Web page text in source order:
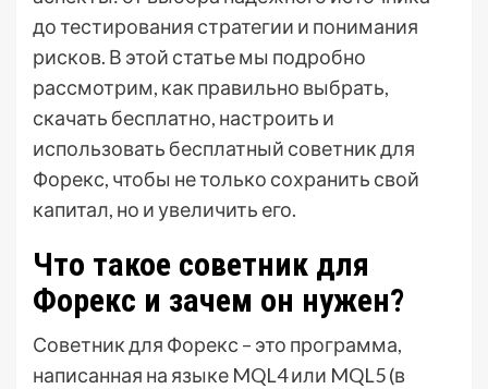
до тестирования стратегии и понимания
рисков. В этой статье мы подробно
рассмотрим, как правильно выбрать,
скачать бесплатно, настроить и
использовать бесплатный советник для
Форекс, чтобы не только сохранить свой
капитал, но и увеличить его.
Что такое советник для
Форекс и зачем он нужен?
Советник для Форекс – это программа,
написанная на языке MQL4 или MQL5 (в